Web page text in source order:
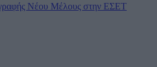
Νέου Μέλους στην ΕΣΕΤ